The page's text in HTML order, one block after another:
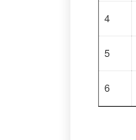
4
5
6